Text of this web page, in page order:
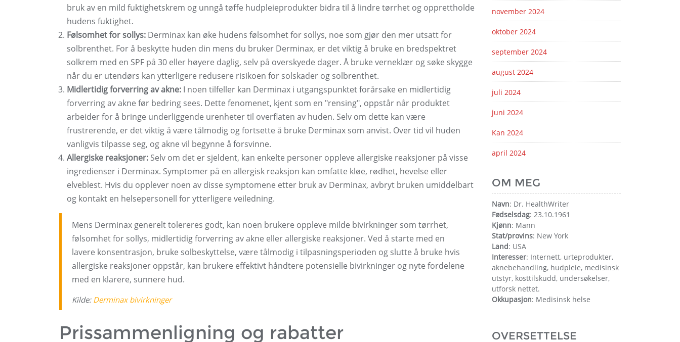
bruk av en mild fuktighetskrem og unngå tøffe hudpleieprodukter bidra til å lindre tørrhet og opprettholde
hudens fuktighet.
Følsomhet for sollys: Derminax kan øke hudens følsomhet for sollys, noe som gjør den mer utsatt for
solbrenthet. For å beskytte huden din mens du bruker Derminax, er det viktig å bruke en bredspektret
solkrem med en SPF på 30 eller høyere daglig, selv på overskyede dager. Å bruke verneklær og søke skygge
når du er utendørs kan ytterligere redusere risikoen for solskader og solbrenthet.
Midlertidig forverring av akne: I noen tilfeller kan Derminax i utgangspunktet forårsake en midlertidig
forverring av akne før bedring sees. Dette fenomenet, kjent som en "rensing", oppstår når produktet
arbeider for å bringe underliggende urenheter til overflaten av huden. Selv om dette kan være
frustrerende, er det viktig å være tålmodig og fortsette å bruke Derminax som anvist. Over tid vil huden
vanligvis tilpasse seg, og akne vil begynne å forsvinne.
Allergiske reaksjoner: Selv om det er sjeldent, kan enkelte personer oppleve allergiske reaksjoner på visse
ingredienser i Derminax. Symptomer på en allergisk reaksjon kan omfatte kløe, rødhet, hevelse eller
elveblest. Hvis du opplever noen av disse symptomene etter bruk av Derminax, avbryt bruken umiddelbart
og kontakt en helsepersonell for ytterligere veiledning.
Mens Derminax generelt tolereres godt, kan noen brukere oppleve milde bivirkninger som tørrhet,
følsomhet for sollys, midlertidig forverring av akne eller allergiske reaksjoner. Ved å starte med en
lavere konsentrasjon, bruke solbeskyttelse, være tålmodig i tilpasningsperioden og slutte å bruke hvis
allergiske reaksjoner oppstår, kan brukere effektivt håndtere potensielle bivirkninger og nyte fordelene
med en klarere, sunnere hud.
Kilde: Derminax bivirkninger
Prissammenligning og rabatter
november 2024
oktober 2024
september 2024
august 2024
juli 2024
juni 2024
Kan 2024
april 2024
OM MEG
Navn: Dr. HealthWriter
Fødselsdag: 23.10.1961
Kjønn: Mann
Stat/provins: New York
Land: USA
Interesser: Internett, urteprodukter,
aknebehandling, hudpleie, medisinsk
utstyr, kosttilskudd, undersøkelser,
utforsk nettet.
Okkupasjon: Medisinsk helse
OVERSETTELSE